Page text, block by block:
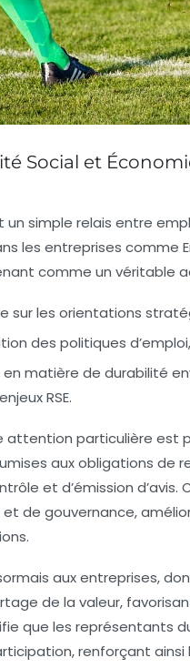
Social et
un simple relais entre
les entreprises comme
comme un véritable
sur les orientations
des politiques
en matière de durabilité
RSE.
attention particulière
aux obligations
et d’émission
de gouvernance,
aux entreprises,
de la valeur,
que les représentants
renforçant